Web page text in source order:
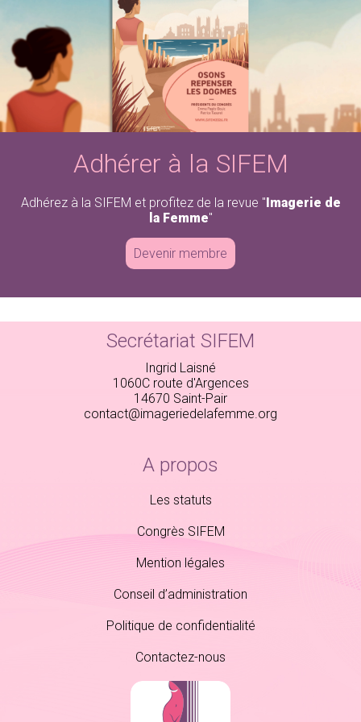
Adhérez à la SIFEM
Revue « Imagerie de la Femme »
Adhérer à la SIFEM
Adhérez à la SIFEM et profitez de la revue "Imagerie de
la Femme"
Devenir membre
Secrétariat SIFEM
Ingrid Laisné
1060C route d'Argences
14670 Saint-Pair
contact@imageriedelafemme.org
A propos
Les statuts
Congrès SIFEM
Mention légales
Conseil d’administration
Politique de confidentialité
Contactez-nous